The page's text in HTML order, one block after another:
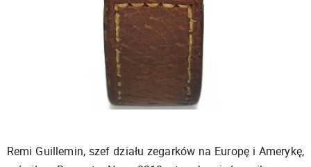
Remi Guillemin, szef działu zegarków na Europę i Amerykę,